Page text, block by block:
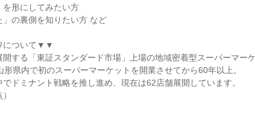
を形にしてみたい方
」の裏側を知りたい方 など
について▼▼
する「東証スタンダード市場」上場の地域密着型スーパーマーケ
県内で初のスーパーマーケットを開業させてから60年以上。
ドミナント戦略を推し進め、現在は62店舗展開しています。